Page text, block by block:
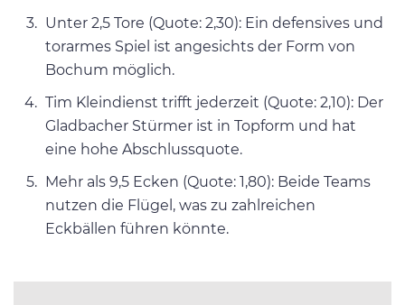
Unter 2,5 Tore (Quote: 2,30): Ein defensives und
torarmes Spiel ist angesichts der Form von
Bochum möglich.
Tim Kleindienst trifft jederzeit (Quote: 2,10): Der
Gladbacher Stürmer ist in Topform und hat
eine hohe Abschlussquote.
Mehr als 9,5 Ecken (Quote: 1,80): Beide Teams
nutzen die Flügel, was zu zahlreichen
Eckbällen führen könnte.